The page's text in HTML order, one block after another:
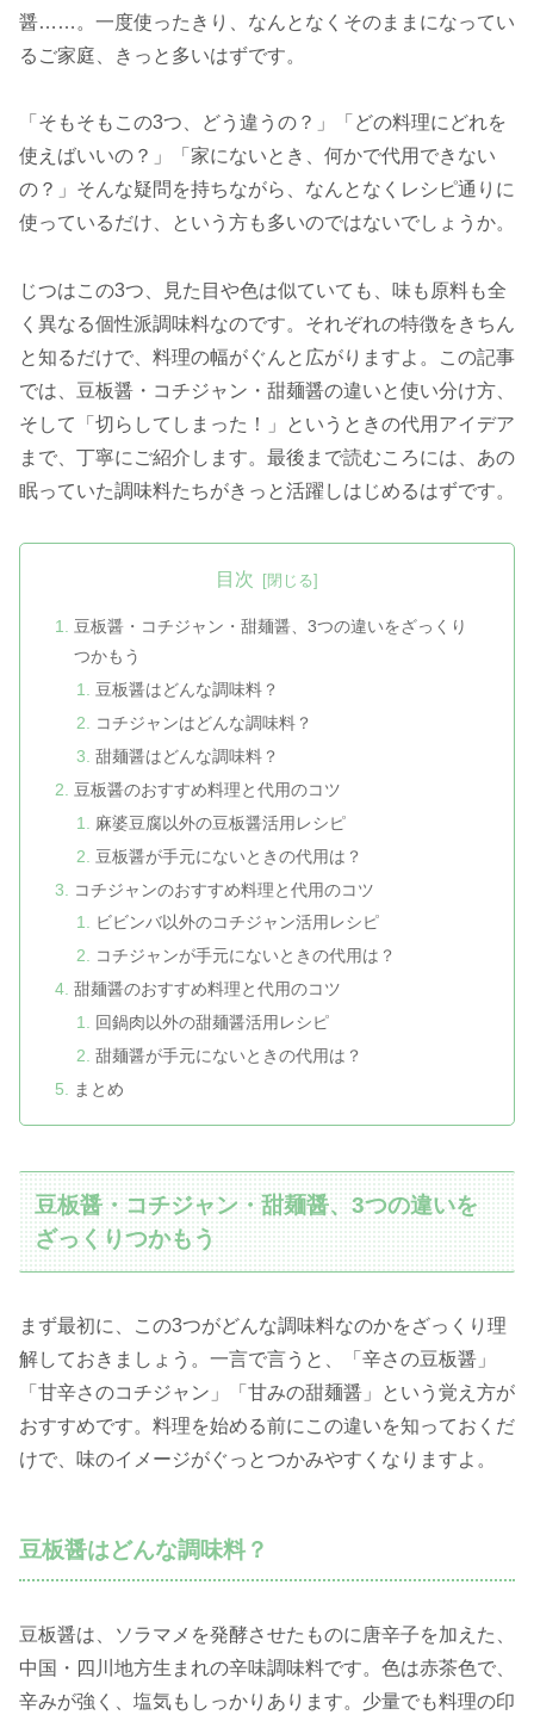
醤……。一度使ったきり、なんとなくそのままになってい
るご家庭、きっと多いはずです。
「そもそもこの3つ、どう違うの？」「どの料理にどれを
使えばいいの？」「家にないとき、何かで代用できない
の？」そんな疑問を持ちながら、なんとなくレシピ通りに
使っているだけ、という方も多いのではないでしょうか。
じつはこの3つ、見た目や色は似ていても、味も原料も全
く異なる個性派調味料なのです。それぞれの特徴をきちん
と知るだけで、料理の幅がぐんと広がりますよ。この記事
では、豆板醤・コチジャン・甜麺醤の違いと使い分け方、
そして「切らしてしまった！」というときの代用アイデア
まで、丁寧にご紹介します。最後まで読むころには、あの
眠っていた調味料たちがきっと活躍しはじめるはずです。
目次
豆板醤・コチジャン・甜麺醤、3つの違いをざっくり
つかもう
豆板醤はどんな調味料？
コチジャンはどんな調味料？
甜麺醤はどんな調味料？
豆板醤のおすすめ料理と代用のコツ
麻婆豆腐以外の豆板醤活用レシピ
豆板醤が手元にないときの代用は？
コチジャンのおすすめ料理と代用のコツ
ビビンバ以外のコチジャン活用レシピ
コチジャンが手元にないときの代用は？
甜麺醤のおすすめ料理と代用のコツ
回鍋肉以外の甜麺醤活用レシピ
甜麺醤が手元にないときの代用は？
まとめ
豆板醤・コチジャン・甜麺醤、3つの違いを
ざっくりつかもう
まず最初に、この3つがどんな調味料なのかをざっくり理
解しておきましょう。一言で言うと、「辛さの豆板醤」
「甘辛さのコチジャン」「甘みの甜麺醤」という覚え方が
おすすめです。料理を始める前にこの違いを知っておくだ
けで、味のイメージがぐっとつかみやすくなりますよ。
豆板醤はどんな調味料？
豆板醤は、ソラマメを発酵させたものに唐辛子を加えた、
中国・四川地方生まれの辛味調味料です。色は赤茶色で、
辛みが強く、塩気もしっかりあります。少量でも料理の印